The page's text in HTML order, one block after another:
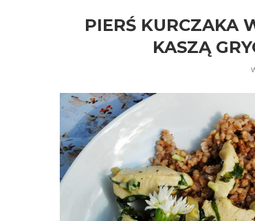
PIERŚ KURCZAKA
KASZĄ